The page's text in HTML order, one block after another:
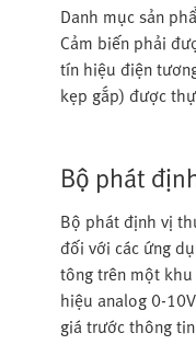
Danh mục sản
Cảm biến phải
tín hiệu điện
kẹp gắp) được
Bộ phát
Bộ phát định vị
đối với các ứng
tông trên một
hiệu analog 0-
giá trước thông